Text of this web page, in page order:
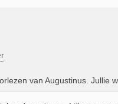
van Augustinus. Jullie